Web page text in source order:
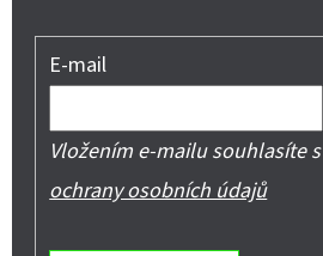
E-mail
Vložením e-mailu souhlasíte s
ochrany osobních údajů